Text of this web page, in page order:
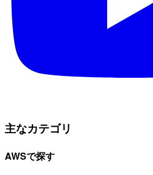
主なカテゴリ
AWSで探す